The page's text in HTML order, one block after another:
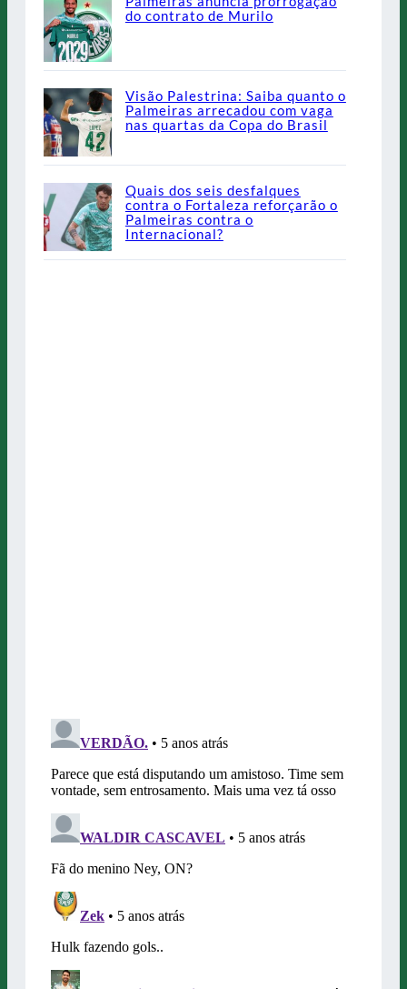
do contrato de Murilo
Visão Palestrina: Saiba quanto o
Palmeiras arrecadou com vaga
nas quartas da Copa do Brasil
Quais dos seis desfalques
contra o Fortaleza reforçarão o
Palmeiras contra o
Internacional?